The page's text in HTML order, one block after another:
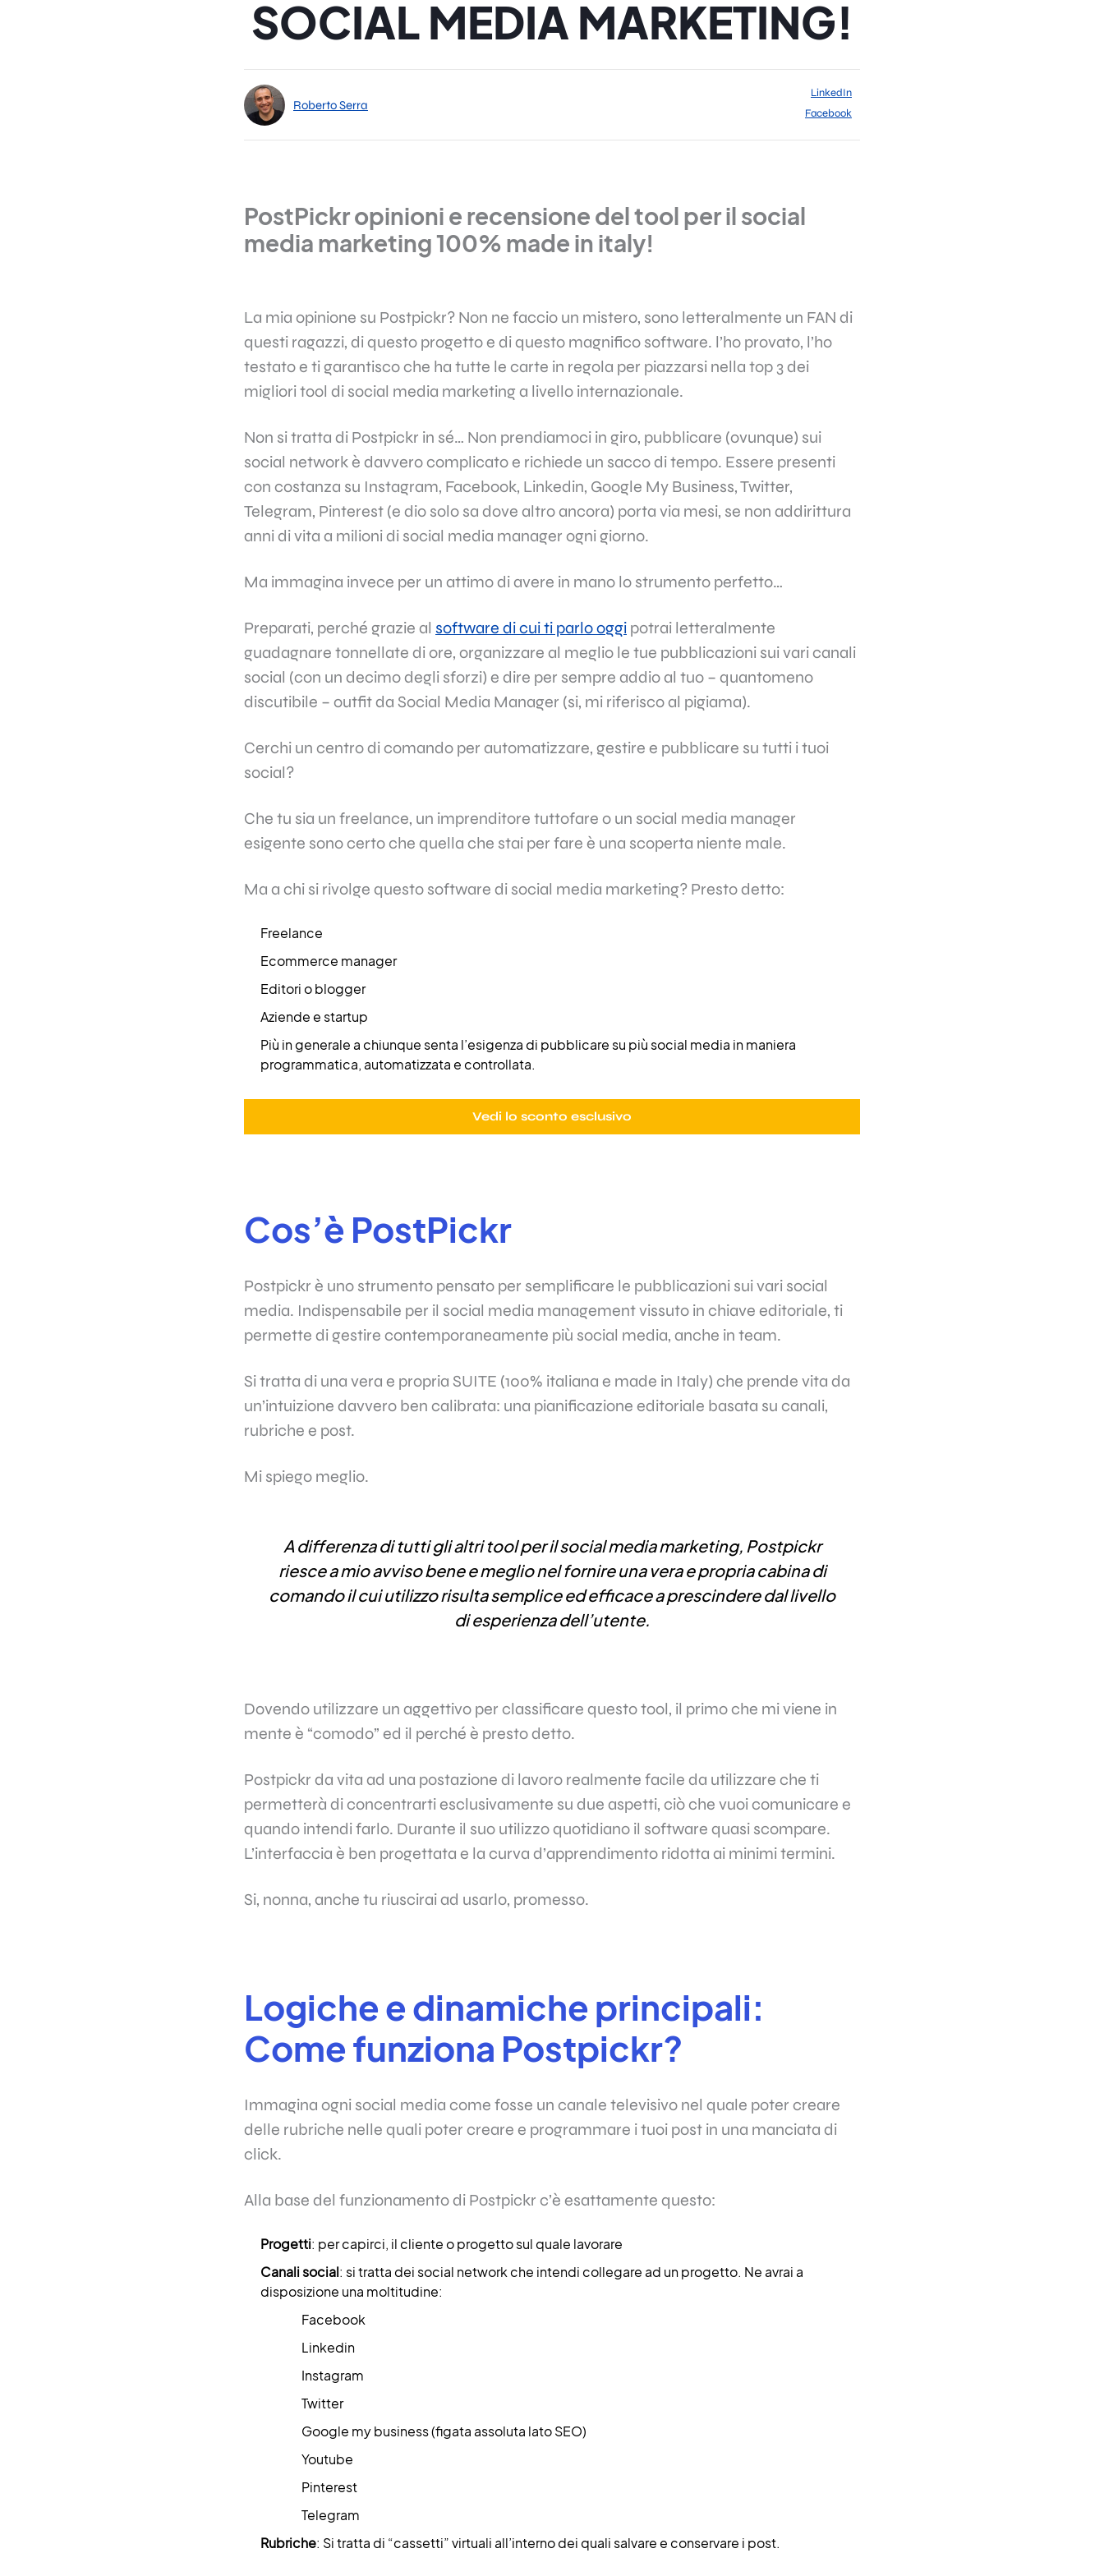
SOCIAL MEDIA MARKETING!
Roberto Serra
LinkedIn
Facebook
PostPickr opinioni e recensione del tool per il social
media marketing 100% made in italy!
La mia opinione su Postpickr? Non ne faccio un mistero, sono letteralmente un FAN di
questi ragazzi, di questo progetto e di questo magnifico software. l’ho provato, l’ho
testato e ti garantisco che ha tutte le carte in regola per piazzarsi nella top 3 dei
migliori tool di social media marketing a livello internazionale.
Non si tratta di Postpickr in sé… Non prendiamoci in giro, pubblicare (ovunque) sui
social network è davvero complicato e richiede un sacco di tempo. Essere presenti
con costanza su Instagram, Facebook, Linkedin, Google My Business, Twitter,
Telegram, Pinterest (e dio solo sa dove altro ancora) porta via mesi, se non addirittura
anni di vita a milioni di social media manager ogni giorno.
Ma immagina invece per un attimo di avere in mano lo strumento perfetto…
Preparati, perché grazie al software di cui ti parlo oggi potrai letteralmente
guadagnare tonnellate di ore, organizzare al meglio le tue pubblicazioni sui vari canali
social (con un decimo degli sforzi) e dire per sempre addio al tuo – quantomeno
discutibile – outfit da Social Media Manager (si, mi riferisco al pigiama).
Cerchi un centro di comando per automatizzare, gestire e pubblicare su tutti i tuoi
social?
Che tu sia un freelance, un imprenditore tuttofare o un social media manager
esigente sono certo che quella che stai per fare è una scoperta niente male.
Ma a chi si rivolge questo software di social media marketing? Presto detto:
Freelance
Ecommerce manager
Editori o blogger
Aziende e startup
Più in generale a chiunque senta l’esigenza di pubblicare su più social media in maniera
programmatica, automatizzata e controllata.
Vedi lo sconto esclusivo
Cos’è PostPickr
Postpickr è uno strumento pensato per semplificare le pubblicazioni sui vari social
media. Indispensabile per il social media management vissuto in chiave editoriale, ti
permette di gestire contemporaneamente più social media, anche in team.
Si tratta di una vera e propria SUITE (100% italiana e made in Italy) che prende vita da
un’intuizione davvero ben calibrata: una pianificazione editoriale basata su canali,
rubriche e post.
Mi spiego meglio.
A differenza di tutti gli altri tool per il social media marketing, Postpickr
riesce a mio avviso bene e meglio nel fornire una vera e propria cabina di
comando il cui utilizzo risulta semplice ed efficace a prescindere dal livello
di esperienza dell’utente.
Dovendo utilizzare un aggettivo per classificare questo tool, il primo che mi viene in
mente è “comodo” ed il perché è presto detto.
Postpickr da vita ad una postazione di lavoro realmente facile da utilizzare che ti
permetterà di concentrarti esclusivamente su due aspetti, ciò che vuoi comunicare e
quando intendi farlo. Durante il suo utilizzo quotidiano il software quasi scompare.
L’interfaccia è ben progettata e la curva d’apprendimento ridotta ai minimi termini.
Si, nonna, anche tu riuscirai ad usarlo, promesso.
Logiche e dinamiche principali:
Come funziona Postpickr?
Immagina ogni social media come fosse un canale televisivo nel quale poter creare
delle rubriche nelle quali poter creare e programmare i tuoi post in una manciata di
click.
Alla base del funzionamento di Postpickr c’è esattamente questo:
Progetti: per capirci, il cliente o progetto sul quale lavorare
Canali social: si tratta dei social network che intendi collegare ad un progetto. Ne avrai a
disposizione una moltitudine:
Facebook
Linkedin
Instagram
Twitter
Google my business (figata assoluta lato SEO)
Youtube
Pinterest
Telegram
Rubriche: Si tratta di “cassetti” virtuali all’interno dei quali salvare e conservare i post.